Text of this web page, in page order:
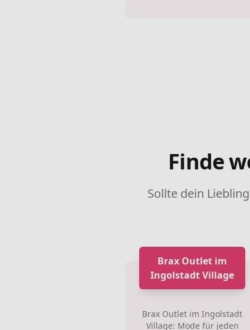
Finde
Sollte dein
Brax Outlet im
Ingolstadt Village
Brax Outlet im Ingolstadt
Village: Mode für jeden